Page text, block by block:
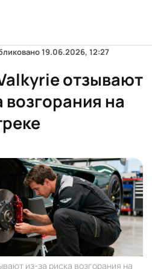
19.06.2026, 12:27
отзывают
возгорания на
из-за риска возгорания на